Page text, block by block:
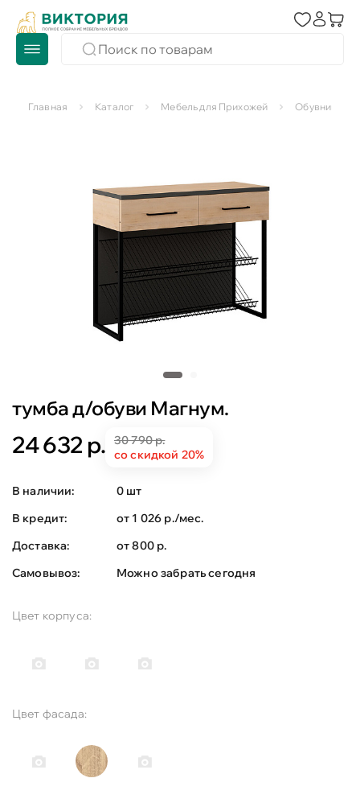
Главная Каталог Мебель для Прихожей Обувницы
тумба д/обуви Магнум.
24 632 р.
30 790 р.
со скидкой 20%
В наличии:
0 шт
В кредит:
от 1 026 р./мес.
Доставка:
от 800 р.
Самовывоз:
Можно забрать сегодня
Цвет корпуса:
Цвет фасада: